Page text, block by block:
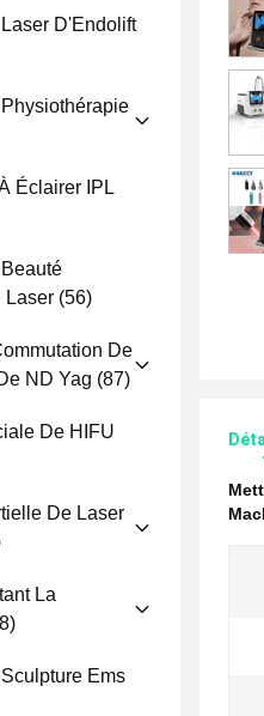
D'Endolift
Éclairer IPL
Laser (56)
De
ND Yag (87)
De HIFU
De Laser
La
Ems